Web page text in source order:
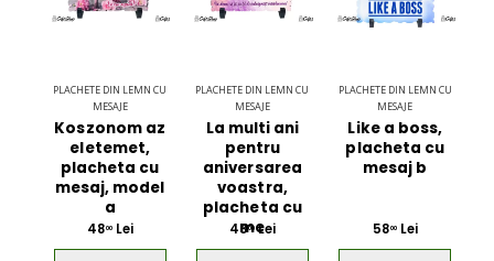
PLACHETE DIN LEMN CU
MESAJE
Koszonom az
eletemet,
placheta cu
mesaj, model
a
4800Lei
PLACHETE DIN LEMN CU
MESAJE
La multi ani
pentru
aniversarea
voastra,
placheta cu
me
4800Lei
PLACHETE DIN LEMN CU
MESAJE
Like a boss,
placheta cu
mesaj b
5800Lei